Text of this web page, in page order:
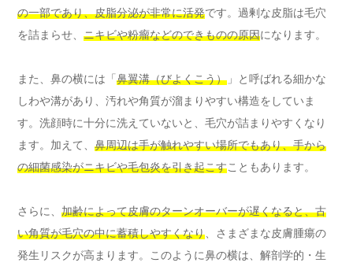
の一部であり、皮脂分泌が非常に活発です。過剰な皮脂は毛穴
を詰まらせ、 ニキビや粉瘤などのできものの原因になります。
また、鼻の横には「 鼻翼溝（びよくこう） 」と呼ばれる細かな
しわや溝があり、汚れや角質が溜まりやすい構造をしていま
す。洗顔時に十分に洗えていないと、毛穴が詰まりやすくなり
ます。加えて、 鼻周辺は手が触れやすい場所でもあり、手から
の細菌感染がニキビや毛包炎を引き起こすこともあります。
さらに、 加齢によって皮膚のターンオーバーが遅くなると、古
い角質が毛穴の中に蓄積しやすくなり、さまざまな皮膚腫瘍の
発生リスクが高まります。このように鼻の横は、解剖学的・生